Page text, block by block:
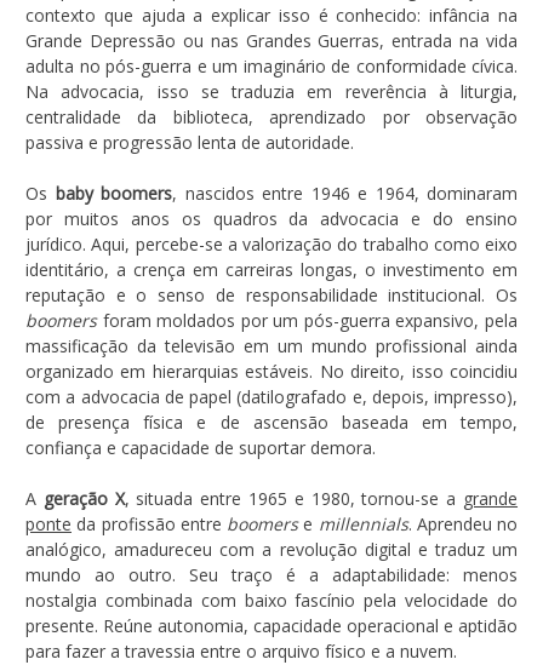
contexto que ajuda a explicar isso é conhecido: infância na
Grande Depressão ou nas Grandes Guerras, entrada na vida
adulta no pós-guerra e um imaginário de conformidade cívica.
Na advocacia, isso se traduzia em reverência à liturgia,
centralidade da biblioteca, aprendizado por observação
passiva e progressão lenta de autoridade.
Os baby boomers, nascidos entre 1946 e 1964, dominaram
por muitos anos os quadros da advocacia e do ensino
jurídico. Aqui, percebe-se a valorização do trabalho como eixo
identitário, a crença em carreiras longas, o investimento em
reputação e o senso de responsabilidade institucional. Os
boomersforam moldados por um pós-guerra expansivo, pela
massificação da televisão em um mundo profissional ainda
organizado em hierarquias estáveis. No direito, isso coincidiu
com a advocacia de papel (datilografado e, depois, impresso),
de presença física e de ascensão baseada em tempo,
confiança e capacidade de suportar demora.
A geração X, situada entre 1965 e 1980, tornou-se a grande
ponte da profissão entre boomerse millennials. Aprendeu no
analógico, amadureceu com a revolução digital e traduz um
mundo ao outro. Seu traço é a adaptabilidade: menos
nostalgia combinada com baixo fascínio pela velocidade do
presente. Reúne autonomia, capacidade operacional e aptidão
para fazer a travessia entre o arquivo físico e a nuvem.